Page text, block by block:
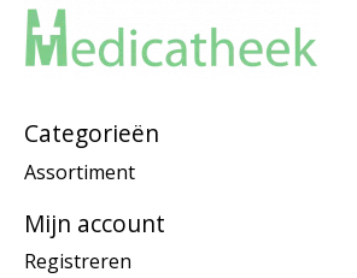
Categorieën
Assortiment
Mijn account
Registreren